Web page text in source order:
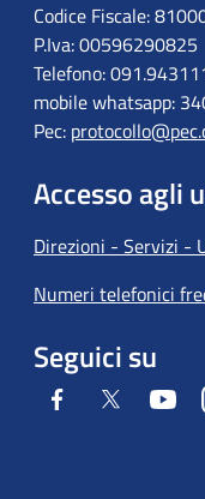
Codice Fiscale:
P.Iva: 00596290825
Telefono:
mobile whatsapp:
Pec:
Accesso agli
Direzioni - Servizi -
Numeri telefonici
Seguici su
Facebook Twitter